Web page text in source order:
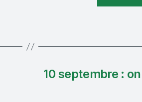
10 septembre :